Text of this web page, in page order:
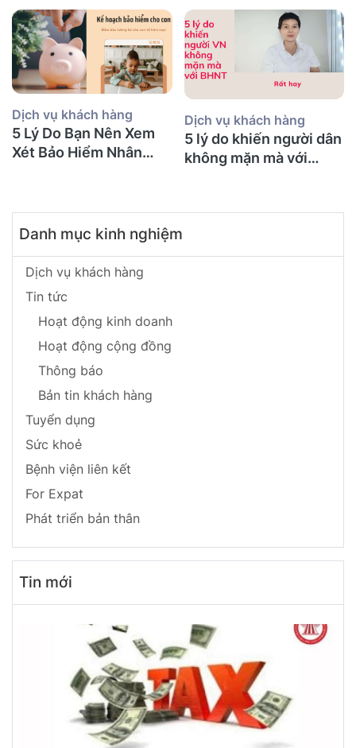
bảo hiểm gì?
Dịch vụ khách hàng
5 Lý Do Bạn Nên Xem
Xét Bảo Hiểm Nhân
Dịch vụ khách hàng
5 lý do khiến người dân
không mặn mà với
Danh mục kinh nghiệm
Dịch vụ khách hàng
Tin tức
Hoạt động kinh doanh
Hoạt động cộng đồng
Thông báo
Bản tin khách hàng
Tuyển dụng
Sức khoẻ
Bệnh viện liên kết
For Expat
Phát triển bản thân
Tin mới